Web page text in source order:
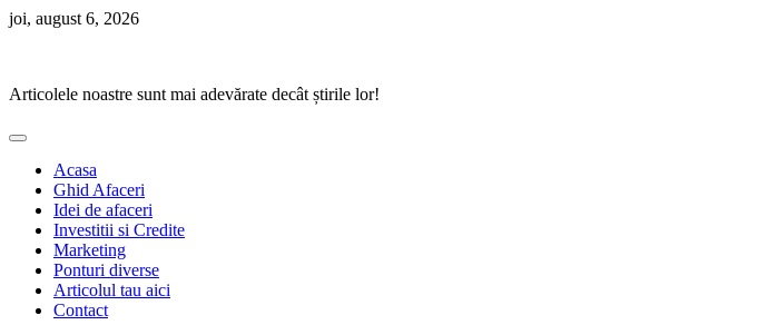
Skip
joi, august 6, 2026
Articolele noastre sunt mai adevărate decât știrile lor!
Acasa
Ghid Afaceri
Idei de afaceri
Investitii si Credite
Marketing
Ponturi diverse
Articolul tau aici
Contact